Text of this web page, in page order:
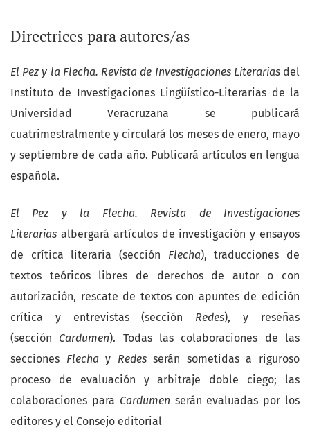
Directrices para autores/as
El Pez y la Flecha. Revista de Investigaciones Literariasdel
Instituto de Investigaciones Lingüístico-Literarias de la
Universidad Veracruzana se publicará
cuatrimestralmente y circulará los meses de enero, mayo
y septiembre de cada año. Publicará artículos en lengua
española.
El Pez y la Flecha. Revista de Investigaciones
Literarias albergará artículos de investigación y ensayos
de crítica literaria (sección Flecha), traducciones de
textos teóricos libres de derechos de autor o con
autorización, rescate de textos con apuntes de edición
crítica y entrevistas (sección Redes), y reseñas
(sección Cardumen). Todas las colaboraciones de las
secciones Flechay Redesserán sometidas a riguroso
proceso de evaluación y arbitraje doble ciego; las
colaboraciones para Cardumen serán evaluadas por los
editores y el Consejo editorial